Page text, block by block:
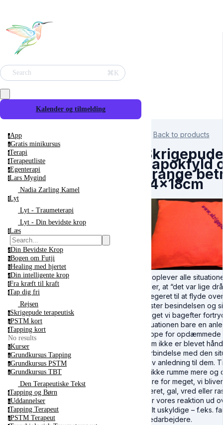
Search ⌘K
Kalender og tilmelding
aApp
gGratis minikursus
tTerapi
tTerapeutliste
eEgenterapi
lLars Mygind
Nadia Zarling Kamel
lLyt
Lyt - Traumeterapi
Lyt - Din bevidste krop
lLæs
dDin Bevidste Krop
bBogen om Futji
hHealing med hjertet
dDin intelligente krop
fFra kræft til kraft
tTap dig fri
Rejsen
sSkrigepude terapeutisk
pPSTM kort
tTapping kort
No results
kKurser
gGrundkursus Tapping
gGrundkursus PSTM
gGrundkursus TBT
Den Terapeutiske Tekst
tTapping og Børn
uUddannelser
tTapping Terapeut
pPSTM Terapeut
Back to products
kapokfyld
orange
14x18cm
Vi oplever alle
føler, at “det var lige
bægeret til at flyde
mister besindelsen og
noget vi bagefter
situationen bare en
slippe for
som ikke er blevet
forbindelse med den
gav anledning til dem.
vi ikke rumme mere og
bare for meget, vi
riteret, gal, vred eller
går vores reaktion ud
helt uskyldige – f.eks.
medarbejdere.